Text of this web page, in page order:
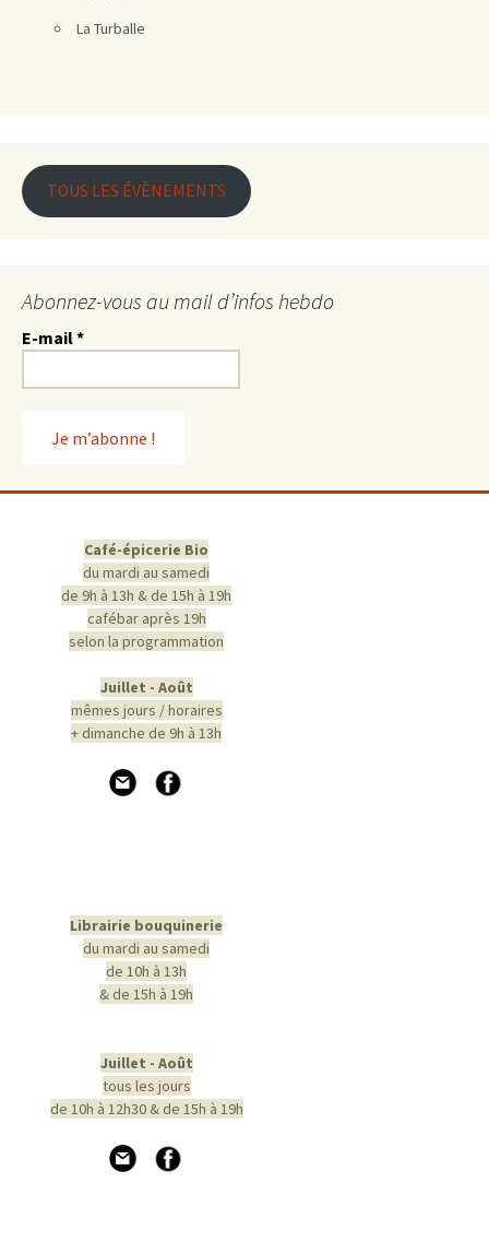
La Turballe
TOUS LES ÉVÈNEMENTS
Abonnez-vous au mail d’infos hebdo
E-mail*
Café-épicerie Bio
du mardi au samedi
de 9h à 13h & de 15h à 19h
cafébar après 19h
selon la programmation
Juillet - Août
mêmes jours / horaires
+ dimanche de 9h à 13h
Librairie bouquinerie
du mardi au samedi
de 10h à 13h
& de 15h à 19h
Juillet - Août
tous les jours
de 10h à 12h30 & de 15h à 19h